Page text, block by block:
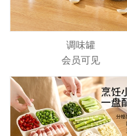
调味罐
会员可见